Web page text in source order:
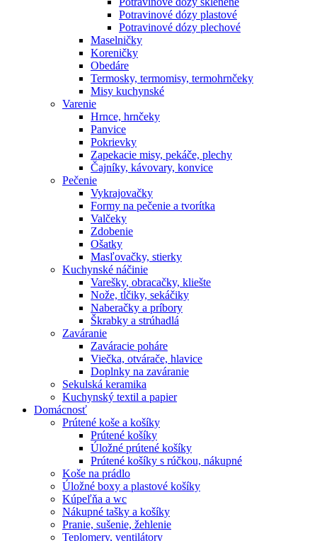
Potravinové dózy plastové
Potravinové dózy plechové
Maselničky
Koreničky
Obedáre
Termosky, termomisy, termohrnčeky
Misy kuchynské
Varenie
Hrnce, hrnčeky
Panvice
Pokrievky
Zapekacie misy, pekáče, plechy
Čajníky, kávovary, konvice
Pečenie
Vykrajovačky
Formy na pečenie a tvorítka
Valčeky
Zdobenie
Ošatky
Masľovačky, stierky
Kuchynské náčinie
Varešky, obracačky, kliešte
Nože, tĺčiky, sekáčiky
Naberačky a príbory
Škrabky a strúhadlá
Zaváranie
Zaváracie poháre
Viečka, otvárače, hlavice
Doplnky na zaváranie
Sekulská keramika
Kuchynský textil a papier
Domácnosť
Prútené koše a košíky
Prútené košíky
Úložné prútené košíky
Prútené košíky s rúčkou, nákupné
Koše na prádlo
Úložné boxy a plastové košíky
Kúpeľňa a wc
Nákupné tašky a košíky
Pranie, sušenie, žehlenie
Teplomery, ventilátory